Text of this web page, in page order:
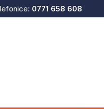
0771 658 608